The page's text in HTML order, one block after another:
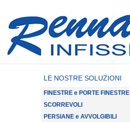
LE NOSTRE SOLUZIONI
FINESTRE e PORTE FINESTRE
SCORREVOLI
PERSIANE e AVVOLGIBILI